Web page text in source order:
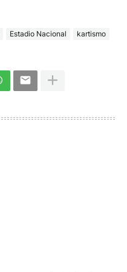
Estadio Nacional
kartismo